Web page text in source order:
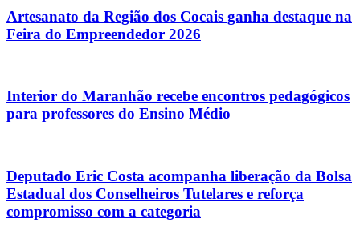
Artesanato da Região dos Cocais ganha destaque na
Feira do Empreendedor 2026
Interior do Maranhão recebe encontros pedagógicos
para professores do Ensino Médio
Deputado Eric Costa acompanha liberação da Bolsa
Estadual dos Conselheiros Tutelares e reforça
compromisso com a categoria